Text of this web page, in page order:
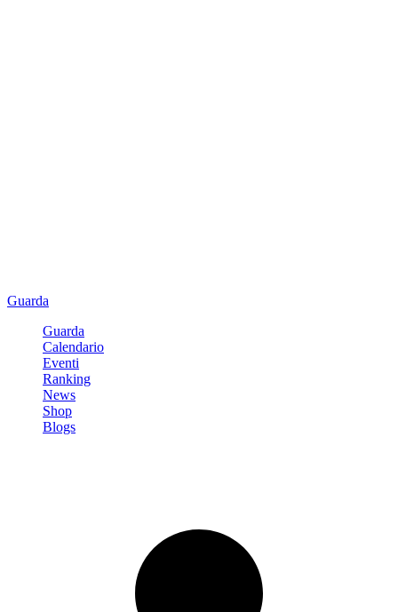
Guarda
Guarda
Calendario
Eventi
Ranking
News
Shop
Blogs